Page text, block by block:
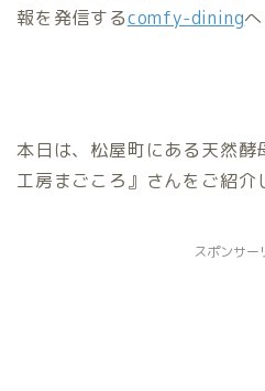
報を発信するcomfy-dining
本日は、松屋町にある天然酵
工房まごころ』さんをご紹介
スポンサー